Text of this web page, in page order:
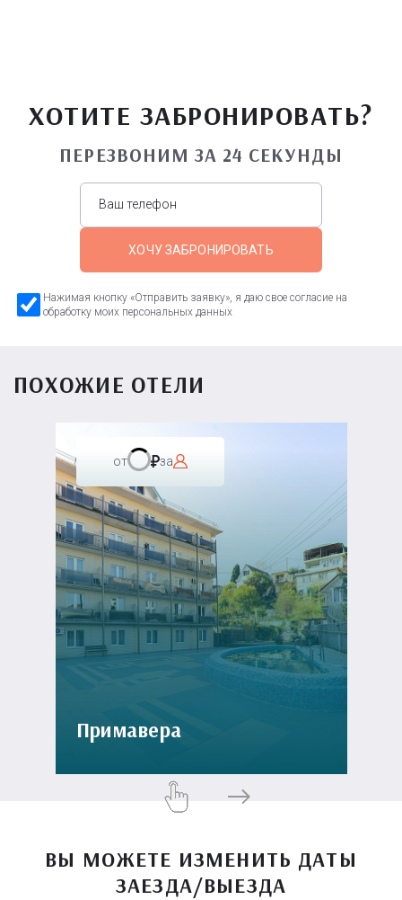
ХОТИТЕ ЗАБРОНИРОВАТЬ?
ПЕРЕЗВОНИМ ЗА 24 СЕКУНДЫ
ХОЧУ ЗАБРОНИРОВАТЬ
Нажимая кнопку «Отправить заявку», я даю свое согласие на
обработку моих персональных данных
ПОХОЖИЕ ОТЕЛИ
от за
Примавера
ВЫ МОЖЕТЕ ИЗМЕНИТЬ ДАТЫ
ЗАЕЗДА/ВЫЕЗДА